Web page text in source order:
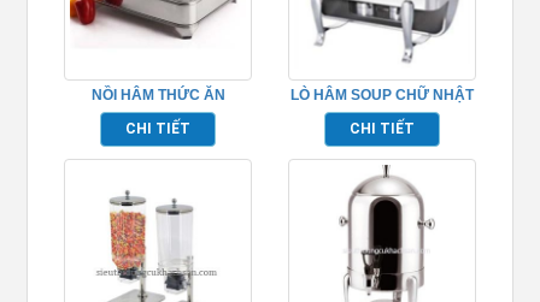
NỒI HÂM THỨC ĂN
BUFFET – TP697011
CHI TIẾT
LÒ HÂM SOUP CHỮ NHẬT
– TP697024
CHI TIẾT